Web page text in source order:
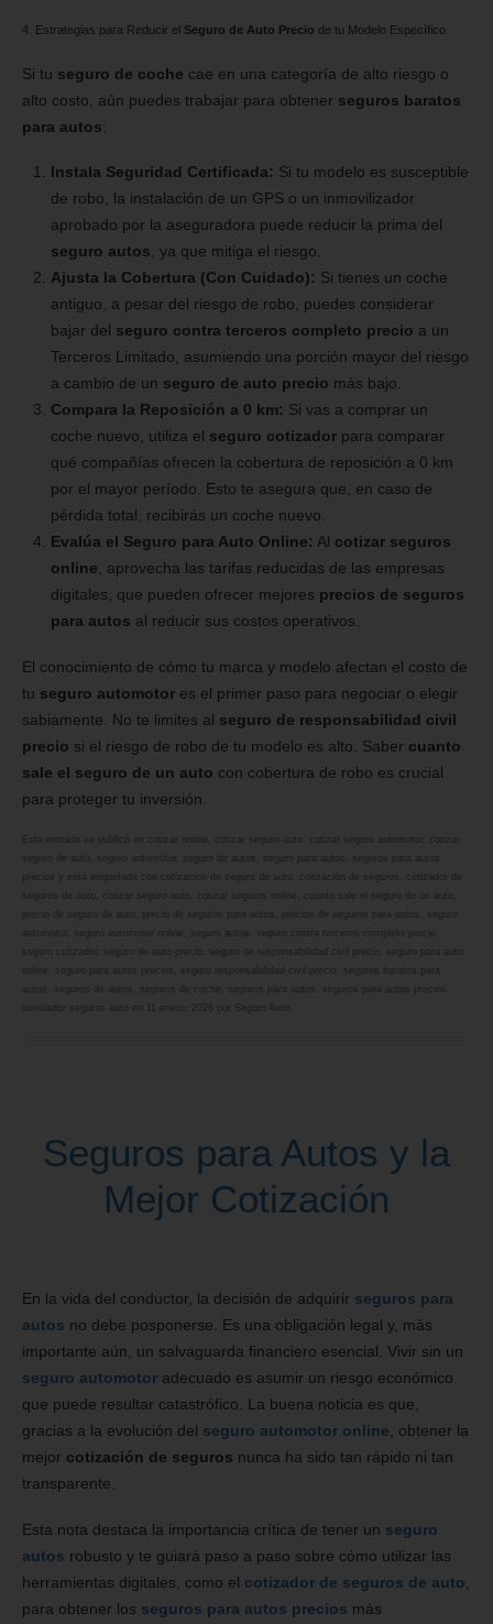
4. Estrategias para Reducir el Seguro de Auto Precio de tu Modelo Específico
Si tu seguro de coche cae en una categoría de alto riesgo o
alto costo, aún puedes trabajar para obtener seguros baratos
para autos:
Instala Seguridad Certificada: Si tu modelo es susceptible
de robo, la instalación de un GPS o un inmovilizador
aprobado por la aseguradora puede reducir la prima del
seguro autos, ya que mitiga el riesgo.
Ajusta la Cobertura (Con Cuidado): Si tienes un coche
antiguo, a pesar del riesgo de robo, puedes considerar
bajar del seguro contra terceros completo precio a un
Terceros Limitado, asumiendo una porción mayor del riesgo
a cambio de un seguro de auto precio más bajo.
Compara la Reposición a 0 km: Si vas a comprar un
coche nuevo, utiliza el seguro cotizadorpara comparar
qué compañías ofrecen la cobertura de reposición a 0 km
por el mayor período. Esto te asegura que, en caso de
pérdida total, recibirás un coche nuevo.
Evalúa el Seguro para Auto Online: Al cotizar seguros
online, aprovecha las tarifas reducidas de las empresas
digitales, que pueden ofrecer mejores precios de seguros
para autos al reducir sus costos operativos.
El conocimiento de cómo tu marca y modelo afectan el costo de
tu seguro automotor es el primer paso para negociar o elegir
sabiamente. No te limites al seguro de responsabilidad civil
precio si el riesgo de robo de tu modelo es alto. Saber cuanto
sale el seguro de un auto con cobertura de robo es crucial
para proteger tu inversión.
cotizar online cotizar seguro auto cotizar seguro automotor
cotizar
cotizacion de seguro de auto cotización de seguros
cotizador de
cotizar seguro auto cotizar seguros online
seguro cotizador
Seguro Auto
Seguros para Autos y la
Mejor Cotización
En la vida del conductor, la decisión de adquirir seguros para
autos no debe posponerse. Es una obligación legal y, más
importante aún, un salvaguarda financiero esencial. Vivir sin un
seguro automotor adecuado es asumir un riesgo económico
que puede resultar catastrófico. La buena noticia es que,
gracias a la evolución del seguro automotor online, obtener la
mejor cotización de seguros nunca ha sido tan rápido ni tan
transparente.
Esta nota destaca la importancia crítica de tener un seguro
autos robusto y te guiará paso a paso sobre cómo utilizar las
herramientas digitales, como el cotizador de seguros de auto
para obtener los seguros para autos precios más